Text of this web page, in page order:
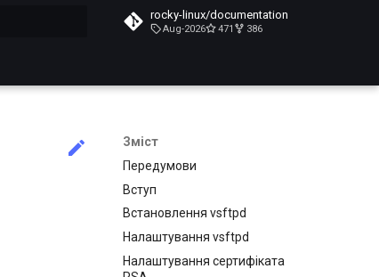
rocky-linux/documentation
Aug-2026 471 386
Зміст
Передумови
Вступ
Встановлення vsftpd
Налаштування vsftpd
Налаштування сертифіката